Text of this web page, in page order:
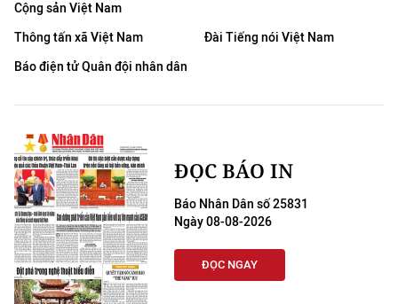
Cộng sản Việt Nam
Thông tấn xã Việt Nam
Đài Tiếng nói Việt Nam
Báo điện tử Quân đội nhân dân
ĐỌC BÁO IN
Báo Nhân Dân số 25831
Ngày 08-08-2026
ĐỌC NGAY